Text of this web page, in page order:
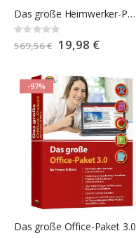
Das große Heimwerker-Profi-Paket 5.0
Rating:
0%
569,56 € Special
Price
19,98 €
-97%
Das große Office-Paket 3.0